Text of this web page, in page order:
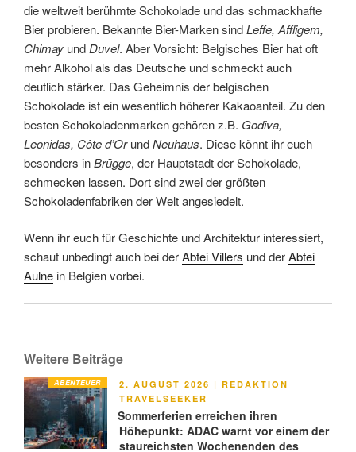
die weltweit berühmte Schokolade und das schmackhafte
Bier probieren. Bekannte Bier-Marken sindLeffe, Affligem,
Chimay und Duvel. Aber Vorsicht: Belgisches Bier hat oft
mehr Alkohol als das Deutsche und schmeckt auch
deutlich stärker. Das Geheimnis der belgischen
Schokolade ist ein wesentlich höherer Kakaoanteil. Zu den
besten Schokoladenmarken gehören z.B. Godiva,
Leonidas, Côte d’OrundNeuhaus. Diese könnt ihr euch
besonders inBrügge, der Hauptstadt der Schokolade,
schmecken lassen. Dort sind zwei der größten
Schokoladenfabriken der Welt angesiedelt.
Wenn ihr euch für Geschichte und Architektur interessiert,
schaut unbedingt auch bei derAbtei Villers und derAbtei
Aulne in Belgien vorbei.
Weitere Beiträge
ABENTEUER
VERÖFFENTLICHT
AM
2. AUGUST 2026 | REDAKTION
TRAVELSEEKER
Sommerferien erreichen ihren
Höhepunkt: ADAC warnt vor einem der
staureichsten Wochenenden des